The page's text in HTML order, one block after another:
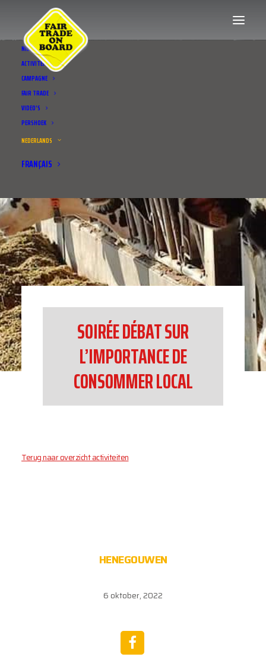
NIEUWS
ACTIVITEITEN
CAMPAGNE
FAIR TRADE
VIDEO’S
PERSHOEK
NEDERLANDS
FRANÇAIS
SOIRÉE DÉBAT SUR
L’IMPORTANCE DE
CONSOMMER LOCAL
Terug naar overzicht activiteiten
HENEGOUWEN
6 oktober, 2022